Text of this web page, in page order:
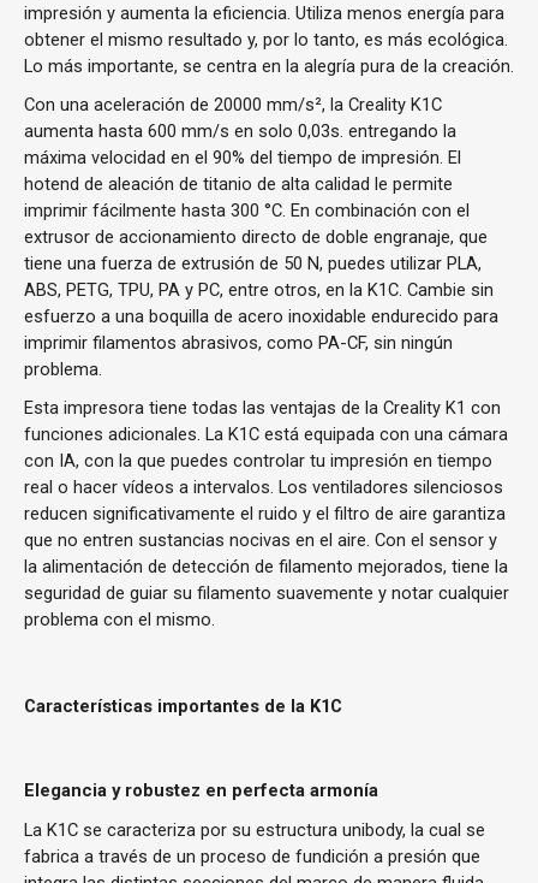
impresión y aumenta la eficiencia. Utiliza menos energía para
obtener el mismo resultado y, por lo tanto, es más ecológica.
Lo más importante, se centra en la alegría pura de la creación.
Con una aceleración de 20000 mm/s², la Creality K1C
aumenta hasta 600 mm/s en solo 0,03s. entregando la
máxima velocidad en el 90% del tiempo de impresión. El
hotend de aleación de titanio de alta calidad le permite
imprimir fácilmente hasta 300 °C. En combinación con el
extrusor de accionamiento directo de doble engranaje, que
tiene una fuerza de extrusión de 50 N, puedes utilizar PLA,
ABS, PETG, TPU, PA y PC, entre otros, en la K1C. Cambie sin
esfuerzo a una boquilla de acero inoxidable endurecido para
imprimir filamentos abrasivos, como PA-CF, sin ningún
problema.
Esta impresora tiene todas las ventajas de la Creality K1 con
funciones adicionales. La K1C está equipada con una cámara
con IA, con la que puedes controlar tu impresión en tiempo
real o hacer vídeos a intervalos. Los ventiladores silenciosos
reducen significativamente el ruido y el filtro de aire garantiza
que no entren sustancias nocivas en el aire. Con el sensor y
la alimentación de detección de filamento mejorados, tiene la
seguridad de guiar su filamento suavemente y notar cualquier
problema con el mismo.
Características importantes de la K1C
Elegancia y robustez en perfecta armonía
La K1C se caracteriza por su estructura unibody, la cual se
fabrica a través de un proceso de fundición a presión que